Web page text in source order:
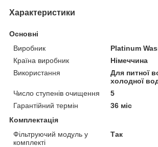
Характеристики
Основні
Виробник
Platinum
Країна виробник
Німеччина
Використання
Для питної
холодної
Число ступенів очищення
5
Гарантійний термін
36 міс
Комплектація
Фільтруючий модуль у
комплекті
Так